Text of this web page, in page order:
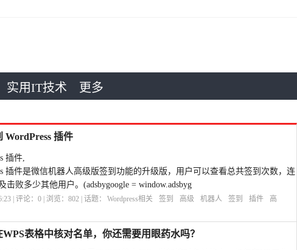
实用IT技术 更多
WordPress 插件
插件,
插件是微信机器人高级版签到功能的升级版，用户可以查看总共签到次数，连
败多少其他用户。(adsbygoogle = window.adsbyg
| 评论：0 | 浏览：802 | 话题： Wordpress相关 签到 高级 机器人 签到 插件
高
表格中核对名单，你还需要用眼药水吗？